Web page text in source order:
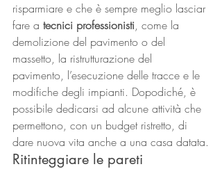
risparmiare e che è sempre meglio lasciar
fare a tecnici professionisti, come la
demolizione del pavimento o del
massetto, la ristrutturazione del
pavimento, l’esecuzione delle tracce e le
modifiche degli impianti. Dopodiché, è
possibile dedicarsi ad alcune attività che
permettono, con un budget ristretto, di
dare nuova vita anche a una casa datata.
Ritinteggiare le pareti